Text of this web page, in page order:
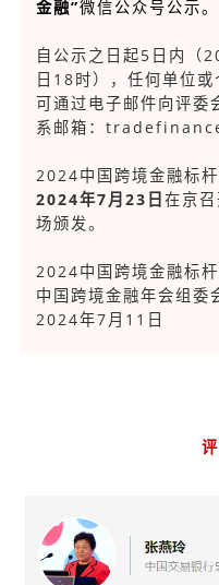
金融”微信公众号公示。
自公示之日起5日内（
日18时），任何单位
可通过电子邮件向评委
系邮箱：
2024中国跨境金融标
2024年7月23日在京
场颁发。
2024中国跨境金融标
中国跨境金融年会组委
2024年7月11日